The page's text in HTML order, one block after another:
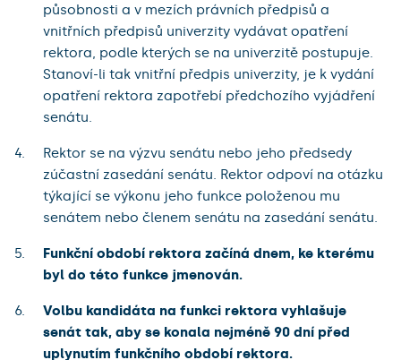
působnosti a v mezích právních předpisů a
vnitřních předpisů univerzity vydávat opatření
rektora, podle kterých se na univerzitě postupuje.
Stanoví-li tak vnitřní předpis univerzity, je k vydání
opatření rektora zapotřebí předchozího vyjádření
senátu.
Rektor se na výzvu senátu nebo jeho předsedy
zúčastní zasedání senátu. Rektor odpoví na otázku
týkající se výkonu jeho funkce položenou mu
senátem nebo členem senátu na zasedání senátu.
Funkční období rektora začíná dnem, ke kterému
byl do této funkce jmenován.
Volbu kandidáta na funkci rektora vyhlašuje
senát tak, aby se konala nejméně 90 dní před
uplynutím funkčního období rektora.